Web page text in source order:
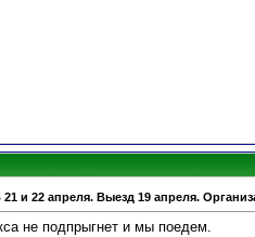
и 22 апреля. Выезд 19 апреля.
не подпрыгнет и мы поедем.